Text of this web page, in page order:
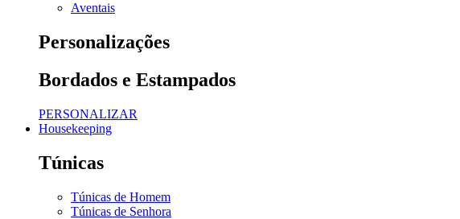
Aventais
Personalizações
Bordados e Estampados
PERSONALIZAR
Housekeeping
Túnicas
Túnicas de Homem
Túnicas de Senhora